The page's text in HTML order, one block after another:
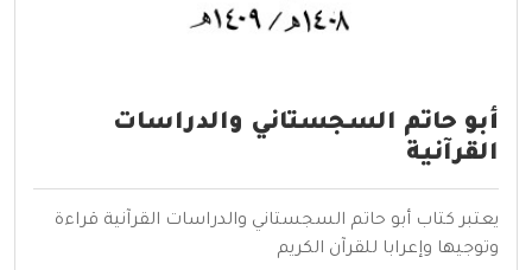
أبو حاتم السجستاني والدراسات
القرآنية
يعتبر كتاب أبو حاتم السجستاني والدراسات القرآنية قراءة
وتوجيها وإعرابا للقرآن الكريم